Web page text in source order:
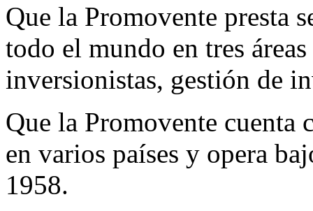
Que la Promovente presta
todo el mundo en tres
inversionistas, gestión de
Que la Promovente cuenta
en varios países y opera
1958.